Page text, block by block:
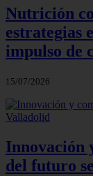
Nutrición
estrategias
impulso de
15/07/2026
Innovación
del futuro